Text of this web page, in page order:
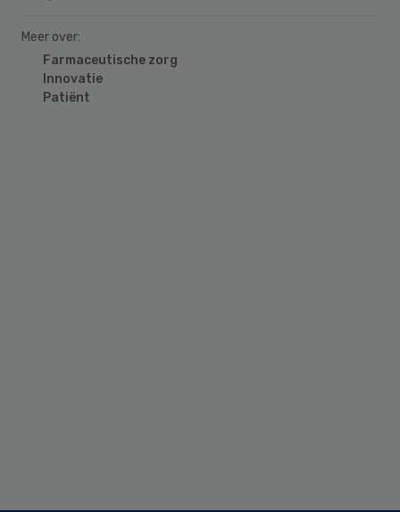
Meer over:
Farmaceutische zorg
Innovatie
Patiënt